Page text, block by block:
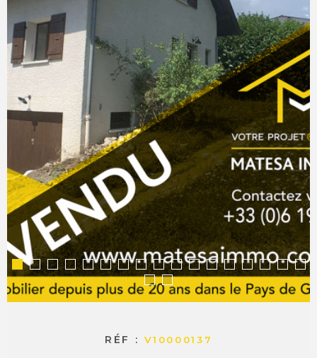
ESTIMER
VENDRE
RÉF : V10000137